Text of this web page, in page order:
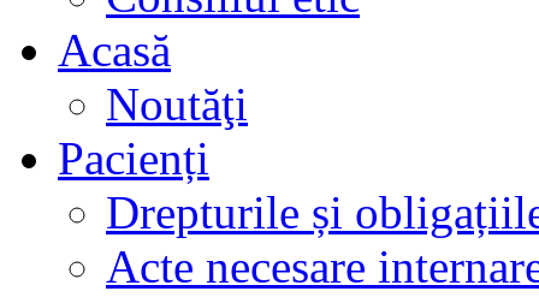
Acasă
Noutăţi
Pacienți
Drepturile și
Acte necesare